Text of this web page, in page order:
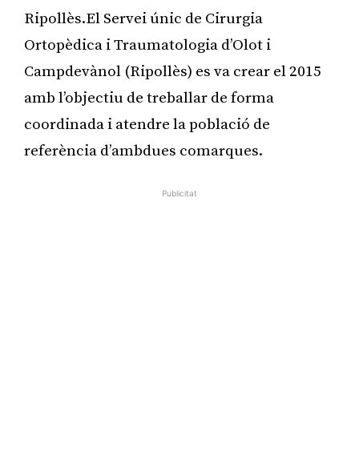
Ripollès.El Servei únic de Cirurgia
Ortopèdica i Traumatologia d’Olot i
Campdevànol (Ripollès) es va crear el 2015
amb l’objectiu de treballar de forma
coordinada i atendre la població de
referència d’ambdues comarques.
Publicitat